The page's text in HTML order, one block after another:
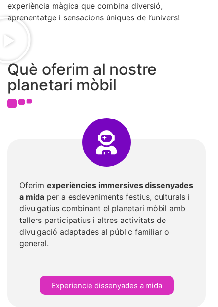
experiència màgica que combina diversió,
aprenentatge i sensacions úniques de l’univers!
Què oferim al nostre
planetari mòbil
Oferim experiències immersives dissenyades
a mida per a esdeveniments festius, culturals i
divulgatius combinant el planetari mòbil amb
tallers participatius i altres activitats de
divulgació adaptades al públic familiar o
general.
Experiencie dissenyades a mida